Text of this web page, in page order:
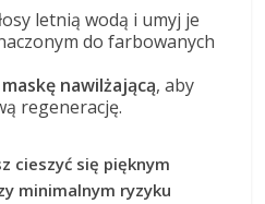
letnią wodą i umyj je
do farbowanych
maskę nawilżającą, aby
regenerację.
cieszyć się pięknym
minimalnym ryzyku